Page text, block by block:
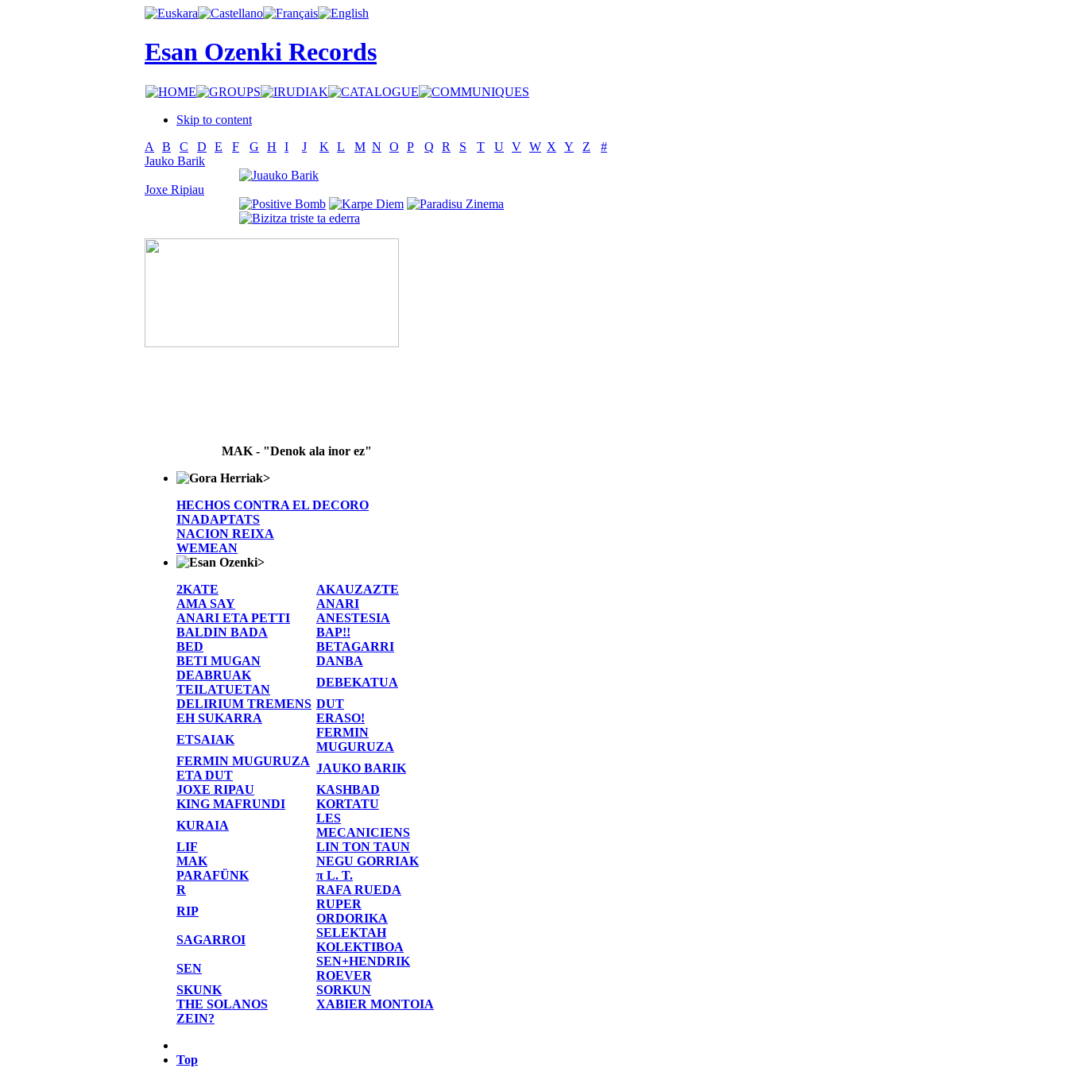
Esan Ozenki Records
Skip to content
A
B C D E F G H I J K L M N O P Q R S T U V W X Y Z
#
Jauko Barik
Joxe Ripiau
MAK - "Denok ala inor ez"
>
HECHOS CONTRA EL DECORO
INADAPTATS
NACION REIXA
WEMEAN
>
2KATE
AKAUZAZTE
AMA SAY
ANARI
ANARI ETA PETTI
ANESTESIA
BALDIN BADA
BAP!!
BED
BETAGARRI
BETI MUGAN
DANBA
DEABRUAK
TEILATUETAN
DEBEKATUA
DELIRIUM TREMENS DUT
EH SUKARRA
ERASO!
ETSAIAK
FERMIN
MUGURUZA
FERMIN MUGURUZA
ETA DUT
JAUKO BARIK
JOXE RIPAU
KASHBAD
KING MAFRUNDI
KORTATU
KURAIA
LES
MECANICIENS
LIF
LIN TON TAUN
MAK
NEGU GORRIAK
PARAFÜNK
π L. T.
R
RAFA RUEDA
RIP
RUPER
ORDORIKA
SAGARROI
SELEKTAH
KOLEKTIBOA
SEN
SEN+HENDRIK
ROEVER
SKUNK
SORKUN
THE SOLANOS
XABIER MONTOIA
ZEIN?
Top